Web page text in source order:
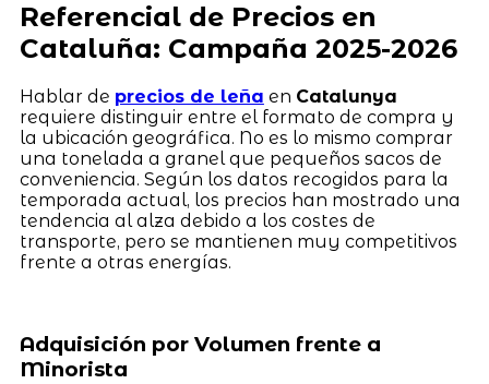
Referencial de Precios en
Cataluña: Campaña 2025-2026
Hablar de precios de leña en Catalunya
requiere distinguir entre el formato de compra y
la ubicación geográfica. No es lo mismo comprar
una tonelada a granel que pequeños sacos de
conveniencia. Según los datos recogidos para la
temporada actual, los precios han mostrado una
tendencia al alza debido a los costes de
transporte, pero se mantienen muy competitivos
frente a otras energías.
Adquisición por Volumen frente a
Minorista